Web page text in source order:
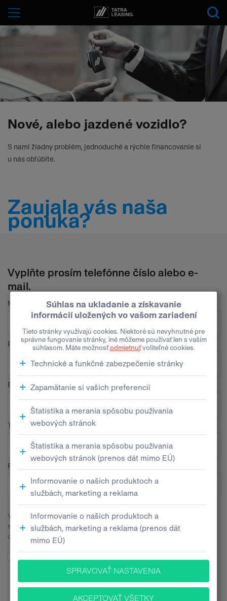
Menu
Tatra-
Nové, alebo jazdené vozidlo?
S nami žiadny problém, jednoduché a rýchle financovanie si
u nás obľúbite.
Zaujala vás naša
ponuka?
Vyplňte prosím telefónne číslo alebo e-
mail.
Meno
Priezvisko
E-mail
Telefón
Pobočka
V súvislosti s odoslaním tohto kontaktného formulára budeme
spracúvať Vaše osobné údaje. Všetky bližšie informácie nájdete v
dokumente
Informačné memorandum ochrany osobných údajov
poskytovania informácií o produktoch, službách a inováciách za
rokov.